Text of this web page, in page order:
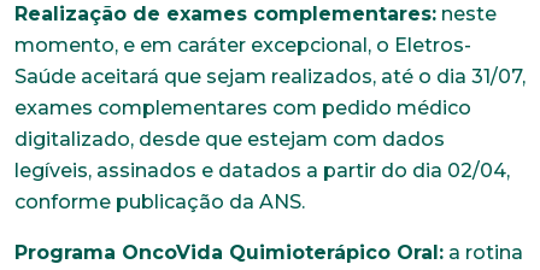
Realização de exames complementares: neste
momento, e em caráter excepcional, o Eletros-
Saúde aceitará que sejam realizados, até o dia 31/07,
exames complementares com pedido médico
digitalizado, desde que estejam com dados
legíveis, assinados e datados a partir do dia 02/04,
conforme publicação da ANS.
Programa OncoVida Quimioterápico Oral: a rotina